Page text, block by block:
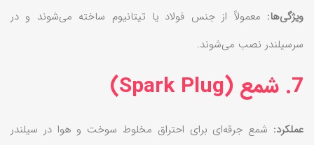
ویژگی‌ها: معمولاً از جنس فولاد یا تیتانیوم ساخته می‌شوند و در
سرسیلندر نصب می‌شوند.
7. شمع (Spark Plug)
عملکرد: شمع جرقه‌ای برای احتراق مخلوط سوخت و هوا در سیلندر